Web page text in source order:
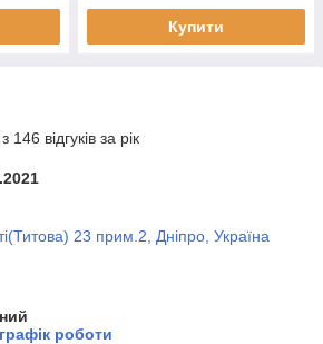
Купити
відгуків за рік
23 прим.2, Дніпро, Україна
роботи